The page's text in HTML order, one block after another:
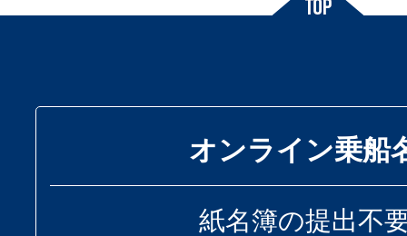
オンライン乗船
紙名簿の提出不